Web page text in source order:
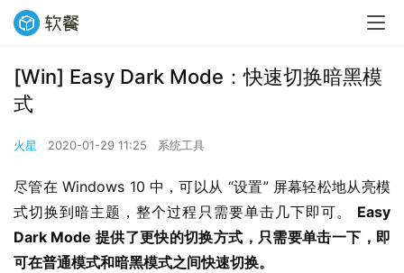
[Win] Easy Dark Mode：快速切换暗黑模
式
火星 2020-01-29 11:25 系统工具
尽管在 Windows 10 中，可以从 “设置” 屏幕轻松地从亮模
式切换到暗主题，整个过程只需要单击几下即可。 Easy
Dark Mode 提供了更快的切换方式，只需要单击一下，即
可在普通模式和暗黑模式之间快速切换。